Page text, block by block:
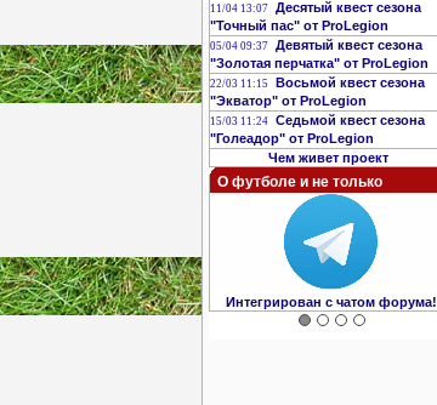
11/04 13:07 Десятый квест сезона
"Точный пас" от ProLegion
05/04 09:37 Девятый квест сезона
"Золотая перчатка" от ProLegion
22/03 11:15
Восьмой квест сезона
"Экватор" от ProLegion
15/03 11:24 Седьмой квест сезона
"Голеадор" от ProLegion
Чем живет проект
О футболе и не только
Интегрирован с чатом форума!